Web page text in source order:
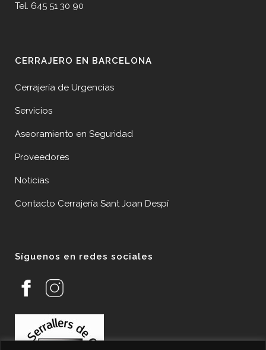
Tel. 645 51 30 90
CERRAJERO EN BARCELONA
Cerrajería de Urgencias
Servicios
Aseoramiento en Seguridad
Proveedores
Noticias
Contacto Cerrajería Sant Joan Despí
Síguenos en redes sociales